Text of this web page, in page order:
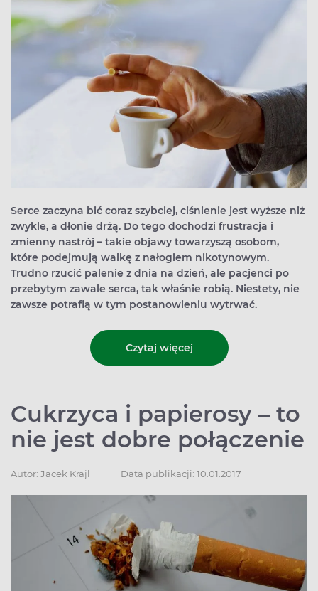
Serce zaczyna bić coraz szybciej, ciśnienie jest wyższe niż
zwykle, a dłonie drżą. Do tego dochodzi frustracja i
zmienny nastrój – takie objawy towarzyszą osobom,
które podejmują walkę z nałogiem nikotynowym.
Trudno rzucić palenie z dnia na dzień, ale pacjenci po
przebytym zawale serca, tak właśnie robią. Niestety, nie
zawsze potrafią w tym postanowieniu wytrwać.
Czytaj więcej
Cukrzyca i papierosy – to
nie jest dobre połączenie
Autor: Jacek Krajl Data publikacji: 10.01.2017